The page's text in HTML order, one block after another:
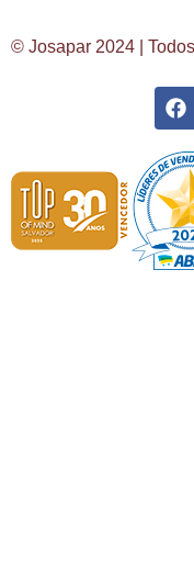
© Josapar 2024 |